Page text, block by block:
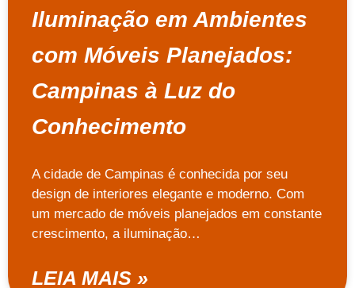
Iluminação em Ambientes
com Móveis Planejados:
Campinas à Luz do
Conhecimento
A cidade de Campinas é conhecida por seu
design de interiores elegante e moderno. Com
um mercado de móveis planejados em constante
crescimento, a iluminação…
LEIA MAIS »